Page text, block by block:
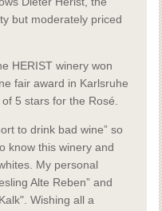
but moderately priced
HERIST winery won
fair award in Karlsruhe
5 stars for the Rosé.
to drink bad wine” so
know this winery and
My personal
Alte Reben” and
Wishing all a